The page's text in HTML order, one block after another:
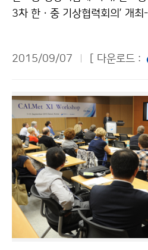
3차 한ㆍ중 기상협력회의’ 개최
다. 지난 1994년 상호협력을 위
한ㆍ중 태풍 공동연수회 개최,
비스 기술과 전문가 교류 등 7
나가기로 합의했습니다. 이번
중 정상 간 만남을 통해 더욱 굳
의 연장선으로, 양국 간 기상기
만한 성과가 있을 것으로 기대
2015/09/07 [ 다운로드 :